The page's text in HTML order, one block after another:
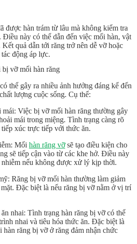
được hàn trám từ lâu mà không kiểm tra
này có thể dẫn đến việc mối hàn, vật
quả dẫn tới răng trở nên dễ vỡ hoặc
động áp lực.
vỡ mối hàn răng
thể gây ra nhiều ảnh hưởng đáng kể đến
lượng cuộc sống. Cụ thể:
Việc bị vỡ mối hàn răng thường gây
mái trong miệng. Tình trạng càng rõ
xúc trực tiếp với thức ăn.
Mối hàn răng vỡsẽ tạo điều kiện cho
sẽ tiếp cận vào từ các khe hở. Điều này
nhiễm nếu không được xử lý kịp thời.
Răng bị vỡ mối hàn thường làm giảm
Đặc biệt là nếu răng bị vỡ nằm ở vị trí
nhai: Tình trạng hàn răng bị vỡcó thể
nhai và tiêu hóa thức ăn. Đặc biệt là
hàn răng bị vỡở răng đảm nhận chức